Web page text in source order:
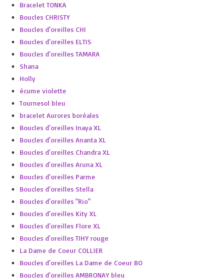
Bracelet TONKA
Boucles CHRISTY
Boucles d'oreilles CHI
Boucles d'oreilles ELTIS
Boucles d'oreilles TAMARA
Shana
Holly
écume violette
Tournesol bleu
bracelet Aurores boréales
Boucles d'oreilles Inaya XL
Boucles d'oreilles Ananta XL
Boucles d'oreilles Chandra XL
Boucles d'oreilles Aruna XL
Boucles d'oreilles Parme
Boucles d'oreilles Stella
Boucles d'oreilles "Rio"
Boucles d'oreilles Kity XL
Boucles d'oreilles Flore XL
Boucles d'oreilles TIHY rouge
La Dame de Coeur COLLIER
Boucles d'oreilles La Dame de Coeur BO
Boucles d'oreilles AMBRONAY bleu